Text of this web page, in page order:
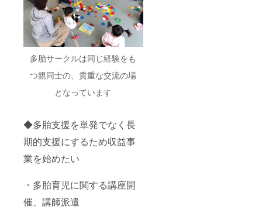
多胎サークルは同じ経験をも
つ親同士の、貴重な交流の場
となっています
◆多胎支援を単発でなく長
期的支援にするため収益事
業を始めたい
・多胎育児に関する講座開
催、講師派遣